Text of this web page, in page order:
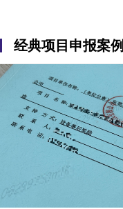
经典项目申报案例